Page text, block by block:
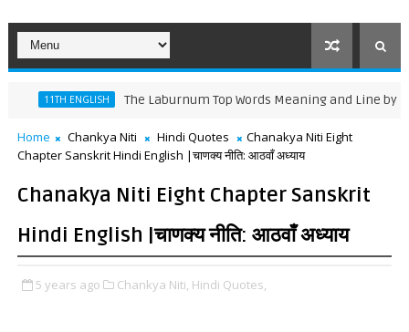
11TH ENGLISH The Laburnum Top Words Meaning and Line by Line
Home Chankya Niti Hindi Quotes
Chanakya Niti Eight
Chapter Sanskrit Hindi English |चाणक्य नीति: आठवाँ अध्याय
Chanakya Niti Eight Chapter Sanskrit
Hindi English |चाणक्य नीति: आठवाँ अध्याय
5 years ago Chankya Niti, Hindi Quotes,